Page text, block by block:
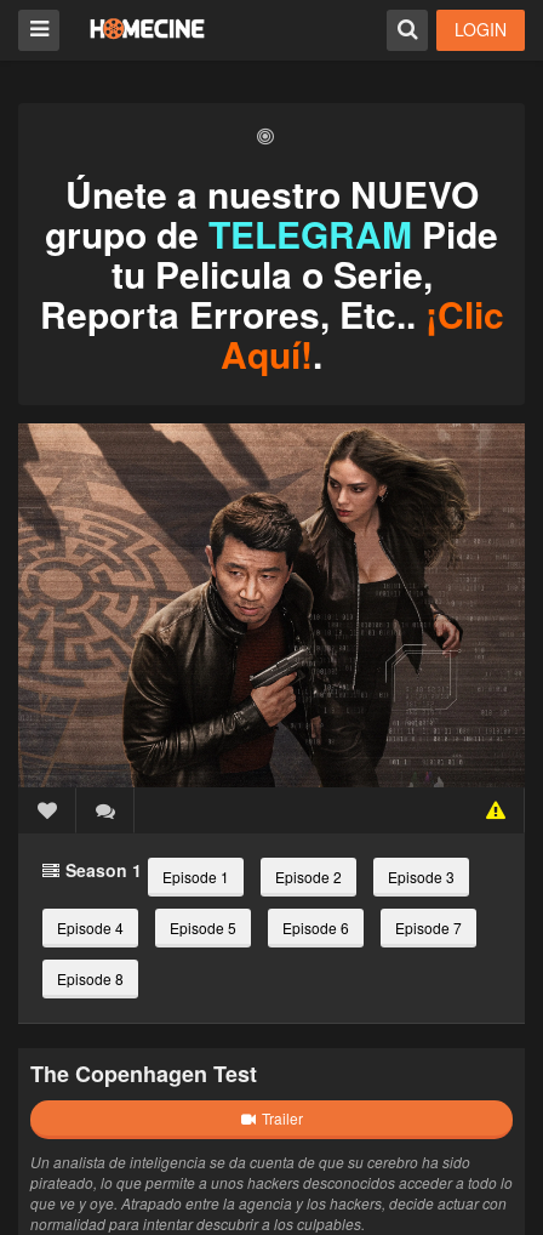
LOGIN
Únete a nuestro NUEVO
grupo de TELEGRAM Pide
tu Pelicula o Serie,
Reporta Errores, Etc.. ¡Clic
Aquí!.
Season 1 Episode 1 Episode 2 Episode 3
Episode 4 Episode 5 Episode 6 Episode 7
Episode 8
The Copenhagen Test
Trailer
Un analista de inteligencia se da cuenta de que su cerebro ha sido
pirateado, lo que permite a unos hackers desconocidos acceder a todo lo
que ve y oye. Atrapado entre la agencia y los hackers, decide actuar con
normalidad para intentar descubrir a los culpables.